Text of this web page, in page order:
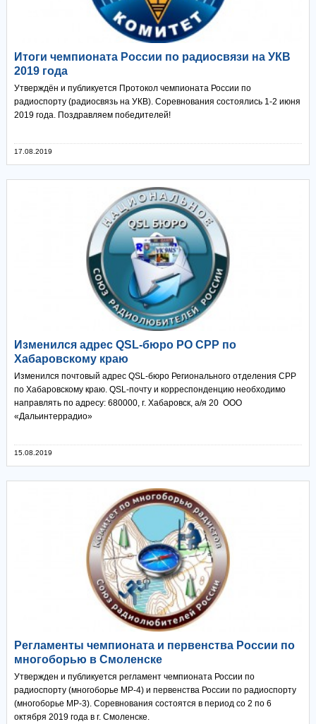
Итоги чемпионата России по радиосвязи на УКВ
2019 года
Утверждён и публикуется Протокол чемпионата России по
радиоспорту (радиосвязь на УКВ). Соревнования состоялись 1-2 июня
2019 года. Поздравляем победителей!
17.08.2019
Изменился адрес QSL-бюро РО СРР по
Хабаровскому краю
Изменился почтовый адрес QSL-бюро Регионального отделения СРР
по Хабаровскому краю. QSL-почту и корреспонденцию необходимо
направлять по адресу: 680000, г. Хабаровск, а/я 20 ООО
«Дальинтеррадио»
15.08.2019
Регламенты чемпионата и первенства России по
многоборью в Смоленске
Утвержден и публикуется регламент чемпионата России по
радиоспорту (многоборье МР-4) и первенства России по радиоспорту
(многоборье МР-3). Соревнования состоятся в период со 2 по 6
октября 2019 года в г. Смоленске.